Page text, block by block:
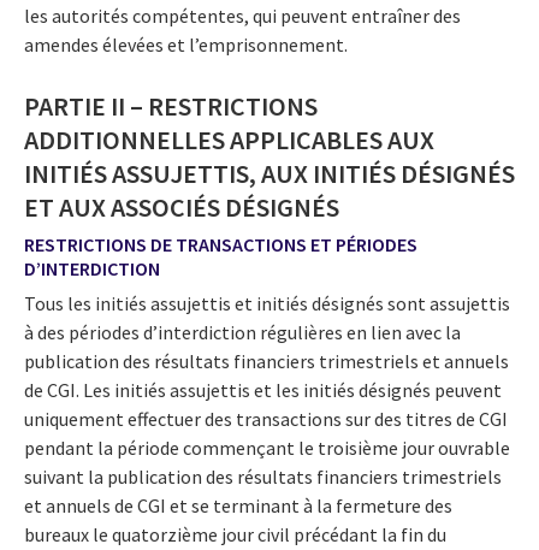
les autorités compétentes, qui peuvent entraîner des
amendes élevées et l’emprisonnement.
PARTIE II – RESTRICTIONS
ADDITIONNELLES APPLICABLES AUX
INITIÉS ASSUJETTIS, AUX INITIÉS DÉSIGNÉS
ET AUX ASSOCIÉS DÉSIGNÉS
RESTRICTIONS DE TRANSACTIONS ET PÉRIODES
D’INTERDICTION
Tous les initiés assujettis et initiés désignés sont assujettis
à des périodes d’interdiction régulières en lien avec la
publication des résultats financiers trimestriels et annuels
de CGI. Les initiés assujettis et les initiés désignés peuvent
uniquement effectuer des transactions sur des titres de CGI
pendant la période commençant le troisième jour ouvrable
suivant la publication des résultats financiers trimestriels
et annuels de CGI et se terminant à la fermeture des
bureaux le quatorzième jour civil précédant la fin du